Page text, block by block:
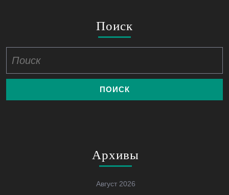
Поиск
Архивы
Август 2026